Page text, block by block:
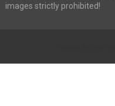
images strictly prohibited!